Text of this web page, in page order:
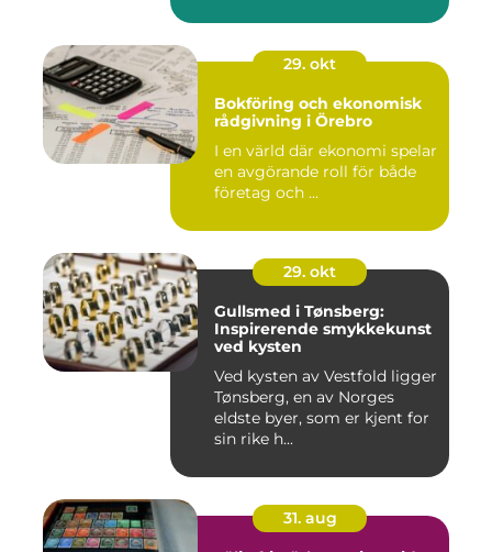
29. okt
Bokföring och ekonomisk
rådgivning i Örebro
I en värld där ekonomi spelar
en avgörande roll för både
företag och ...
29. okt
Gullsmed i Tønsberg:
Inspirerende smykkekunst
ved kysten
Ved kysten av Vestfold ligger
Tønsberg, en av Norges
eldste byer, som er kjent for
sin rike h...
31. aug